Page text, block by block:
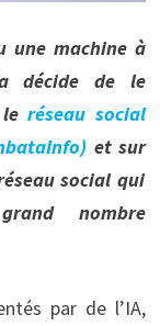
une machine à
décide de le
leréseau social
et sur
social qui
nombre
par de l’IA,